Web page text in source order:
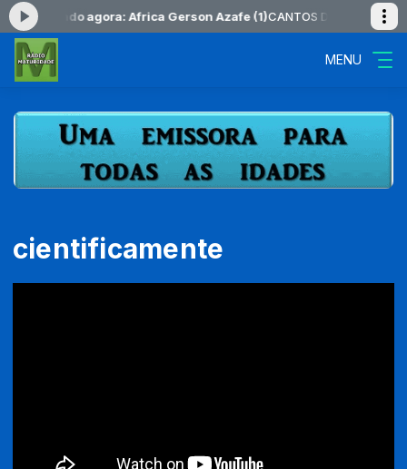
- Tocando agora: Africa Gerson Azafe (1)CANTOS DOS POVOS das
MENU
cientificamente